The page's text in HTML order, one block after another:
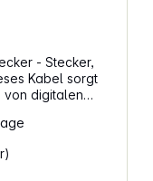
- Stecker,
Kabel sorgt
von digitalen
Mit seiner
für
zusätzliche